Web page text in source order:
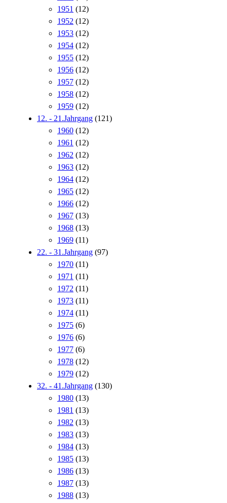
1951 (12)
1952 (12)
1953 (12)
1954 (12)
1955 (12)
1956 (12)
1957 (12)
1958 (12)
1959 (12)
12. - 21.Jahrgang (121)
1960 (12)
1961 (12)
1962 (12)
1963 (12)
1964 (12)
1965 (12)
1966 (12)
1967 (13)
1968 (13)
1969 (11)
22. - 31.Jahrgang (97)
1970 (11)
1971 (11)
1972 (11)
1973 (11)
1974 (11)
1975 (6)
1976 (6)
1977 (6)
1978 (12)
1979 (12)
32. - 41.Jahrgang (130)
1980 (13)
1981 (13)
1982 (13)
1983 (13)
1984 (13)
1985 (13)
1986 (13)
1987 (13)
1988 (13)